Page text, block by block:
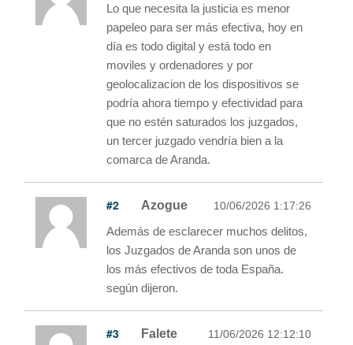
Lo que necesita la justicia es menor
papeleo para ser más efectiva, hoy en
día es todo digital y está todo en
moviles y ordenadores y por
geolocalizacion de los dispositivos se
podría ahora tiempo y efectividad para
que no estén saturados los juzgados,
un tercer juzgado vendría bien a la
comarca de Aranda.
#2 Azogue 10/06/2026 1:17:26
Además de esclarecer muchos delitos,
los Juzgados de Aranda son unos de
los más efectivos de toda España.
según dijeron.
#3 Falete 11/06/2026 12:12:10